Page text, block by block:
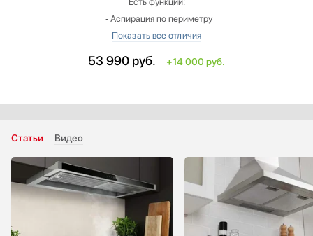
‐ Аспирация по периметру
‐ Интенсивный режим
Ширина: больше на 5 см
Макс. производительность: меньше на 77 м3/ч
53 990 руб. +14 000 руб.
Статьи Видео